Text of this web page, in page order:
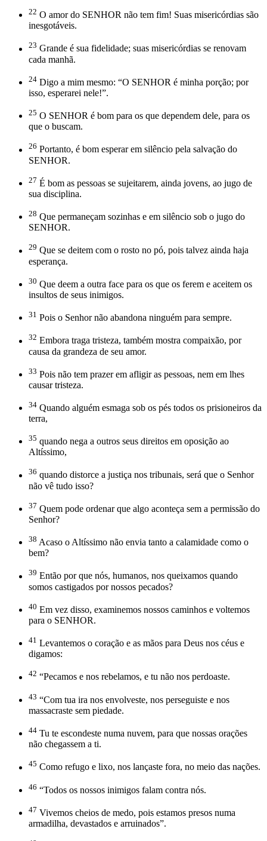
22 O amor do SENHOR não tem fim! Suas misericórdias são
inesgotáveis.
23 Grande é sua fidelidade; suas misericórdias se renovam
cada manhã.
24 Digo a mim mesmo: “O SENHOR é minha porção; por
isso, esperarei nele!”.
25 O SENHOR é bom para os que dependem dele, para os
que o buscam.
26 Portanto, é bom esperar em silêncio pela salvação do
SENHOR.
27 É bom as pessoas se sujeitarem, ainda jovens, ao jugo de
sua disciplina.
28 Que permaneçam sozinhas e em silêncio sob o jugo do
SENHOR.
29 Que se deitem com o rosto no pó, pois talvez ainda haja
esperança.
30 Que deem a outra face para os que os ferem e aceitem os
insultos de seus inimigos.
31 Pois o Senhor não abandona ninguém para sempre.
32 Embora traga tristeza, também mostra compaixão, por
causa da grandeza de seu amor.
33 Pois não tem prazer em afligir as pessoas, nem em lhes
causar tristeza.
34 Quando alguém esmaga sob os pés todos os prisioneiros da
terra,
35 quando nega a outros seus direitos em oposição ao
Altíssimo,
36 quando distorce a justiça nos tribunais, será que o Senhor
não vê tudo isso?
37 Quem pode ordenar que algo aconteça sem a permissão do
Senhor?
38 Acaso o Altíssimo não envia tanto a calamidade como o
bem?
39 Então por que nós, humanos, nos queixamos quando
somos castigados por nossos pecados?
40 Em vez disso, examinemos nossos caminhos e voltemos
para o SENHOR.
41 Levantemos o coração e as mãos para Deus nos céus e
digamos:
42 “Pecamos e nos rebelamos, e tu não nos perdoaste.
43 “Com tua ira nos envolveste, nos perseguiste e nos
massacraste sem piedade.
44 Tu te escondeste numa nuvem, para que nossas orações
não chegassem a ti.
45 Como refugo e lixo, nos lançaste fora, no meio das nações.
46 “Todos os nossos inimigos falam contra nós.
47 Vivemos cheios de medo, pois estamos presos numa
armadilha, devastados e arruinados”.